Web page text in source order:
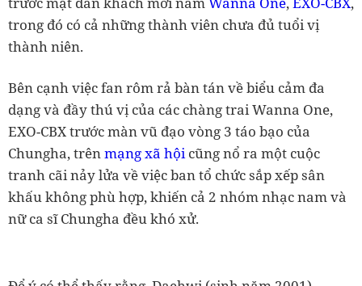
trong đó có cả những thành viên chưa đủ tuổi vị
thành niên.
Bên cạnh việc fan rôm rả bàn tán về biểu cảm đa
dạng và đầy thú vị của các chàng trai Wanna One,
EXO-CBX trước màn vũ đạo vòng 3 táo bạo của
Chungha, trênmạng xã hộicũng nổ ra một cuộc
tranh cãi nảy lửa về việc ban tổ chức sắp xếp sân
khấu không phù hợp, khiến cả 2 nhóm nhạc nam và
nữ ca sĩ Chungha đều khó xử.